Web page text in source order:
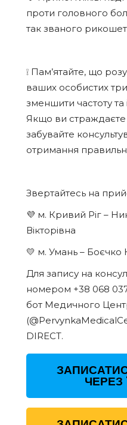
проти головного
так званого
❕ Пам’ятайте, що
ваших особистих
зменшити частоту та
Якщо ви страждаєте
забувайте
отримання
Звертайтесь на
💜 м. Кривий Ріг –
Вікторівна
💛 м. Умань – Боєчко
Для запису на
номером +38 068
бот Медичного
DIRECT.
ЧЕРЕЗ